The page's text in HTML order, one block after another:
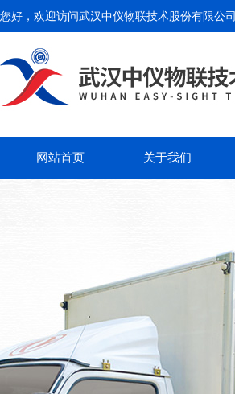
您好，欢迎访问武汉中仪物联技术股份有限公司
网站首页 关于我们